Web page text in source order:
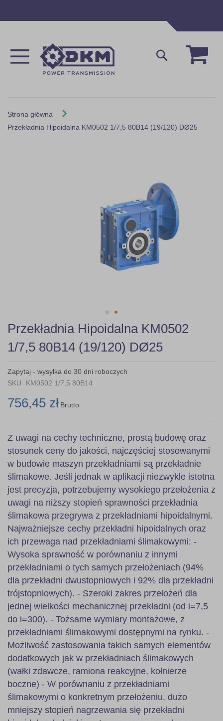
Mój
Szukaj
Strona główna
Przekładnia Hipoidalna KM0502 1/7,5 80B14 (19/120) DØ25
Skip
to
the
beginning
the
images
Przekładnia Hipoidalna KM0502
1/7,5 80B14 (19/120) DØ25
Zapytaj - wysyłka do 30 dni roboczych
SKU
KM0502 1/7,5 80B14
756,45 zł Brutto
Z uwagi na cechy techniczne, prostą budowę oraz
stosunek ceny do jakości, najczęściej stosowanymi
w budowie maszyn przekładniami są przekładnie
ślimakowe. Jeśli jednak w aplikacji niezwykle istotna
jest precyzja, potrzebujemy wysokiego przełożenia z
uwagi na niższy stopień sprawności przekładnia
ślimakowa przegrywa z przekładniami hipoidalnymi.
Najważniejsze cechy przekładni hipoidalnych oraz
ich przewaga nad przekładniami ślimakowymi: -
Wysoka sprawność w porównaniu z innymi
przekładniami o tych samych przełożeniach (94%
dla przekładni dwustopniowych i 92% dla przekładni
trójstopniowych). - Szeroki zakres przełożeń dla
jednej wielkości mechanicznej przekładni (od i=7,5
do i=300). - Tożsame wymiary montażowe, z
przekładniami ślimakowymi dostępnymi na rynku. -
Możliwość zastosowania takich samych elementów
dodatkowych jak w przekładniach ślimakowych
(wałki zdawcze, ramiona reakcyjne, kołnierze
boczne) - W porównaniu z przekładniami
ślimakowymi o konkretnym przełożeniu, dużo
mniejszy stopień nagrzewania się przekładni